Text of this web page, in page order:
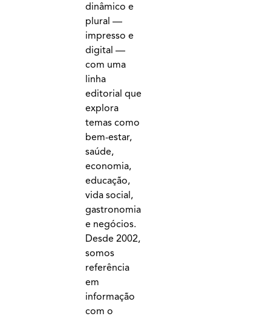
dinâmico e
plural —
impresso e
digital —
com uma
linha
editorial que
explora
temas como
bem-estar,
saúde,
economia,
educação,
vida social,
gastronomia
e negócios.
Desde 2002,
somos
referência
em
informação
com o